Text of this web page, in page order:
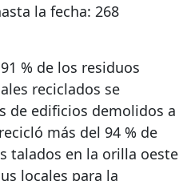
la fecha: 268
% de los residuos
reciclados se
de edificios demolidos a
más del 94 % de
talados en la orilla oeste
locales para la